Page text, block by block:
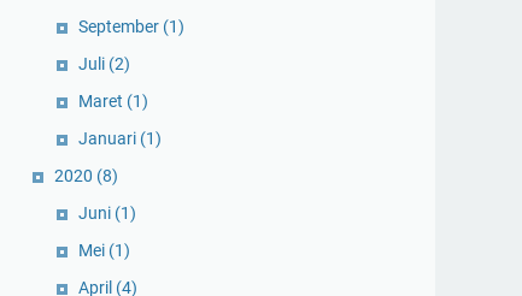
September (1)
Juli (2)
Maret (1)
Januari (1)
2020 (8)
Juni (1)
Mei (1)
April (4)